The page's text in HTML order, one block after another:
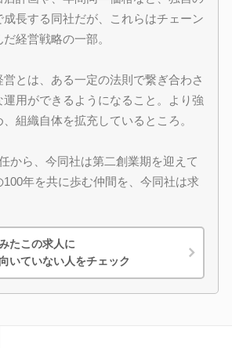
成長する同社だが、これらはチェーン
経営戦略の一部。
とは、ある一定の法則で繋ぎ合わさ
運用ができるようになること。より強
組織自体を拡充しているところ。
から、今同社は第二創業期を迎えて
年を共に歩む仲間を、今同社は求
たこの求人に
いていない人をチェック